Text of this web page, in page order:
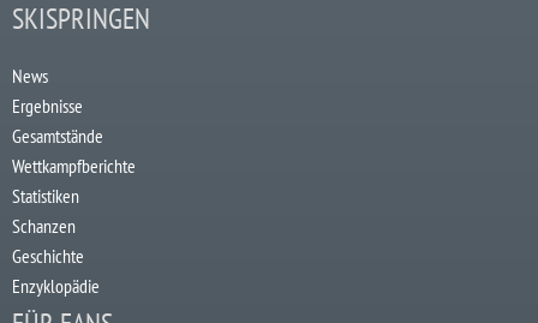
SKISPRINGEN
News
Ergebnisse
Gesamtstände
Wettkampfberichte
Statistiken
Schanzen
Geschichte
Enzyklopädie